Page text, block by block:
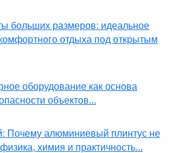
больших размеров: идеальное
отдыха под открытым
оборудование как основа
объектов...
Почему алюминиевый плинтус не
химия и практичность...